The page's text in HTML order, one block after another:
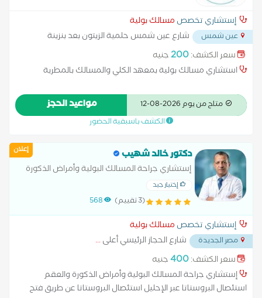
إستشاري تخصص مسالك بولية
عين شمس
شارع عين شمس حلمية الزيتون بعد بنزينة
التعاون ميدان الحلمية... سعر الكشف:200جنيه
استشاري مسالك بولية بمعهد الكلي والمسالك بالمطرية
متاح من يوم 2026-08-12 مواعيد الحجز
الكشف باسبقية الحضور
إعلان دكتور خالد شهيب
إستشاري جراحة المسالك البولية وأمراض الذكورة
والعقم
إختيار جيد
(3 تقييم) 568
إستشاري تخصص مسالك بولية
مصر الجديدة شارع الحجاز الرئيسي أعلى...
سعر الكشف:400جنيه
إستشاري جراحة المسالك البولية وأمراض الذكورة والعقم
استئصال البروستاتا عبر الإحليل استئصال البروستاتا عن طريق فتح